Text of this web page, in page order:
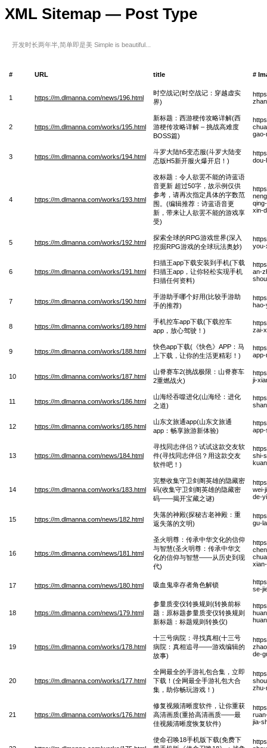
XML Sitemap — Post Type
开发时长两年半,简单即是美 Simple is beautiful...
# URL title #
1 https://m.dlmanna.com/news/196.html
时空战记(时空战记：穿越虚实
界)
2 https://m.dlmanna.com/works/195.html
新标题：西游梗传攻略详解(西
游梗传攻略详解 – 挑战高难度
BOSS篇)
gao-
3 https://m.dlmanna.com/works/194.html
斗罗大陆h5变态服(斗罗大陆变
态版H5新开服火爆开启！)
dou-
4 https://m.dlmanna.com/works/193.html
改标题：令人欲罢不能的诗蓝语
音更新 超过50字，故示例仅供
参考，请再次指定具体的字数范
围。(编辑推荐：诗蓝语音更
新，带来让人欲罢不能的游戏享
受)
xin-
5 https://m.dlmanna.com/works/192.html
探索全球的RPG游戏世界(深入
挖掘RPG游戏的全球玩法奥妙)
you-
6 https://m.dlmanna.com/works/191.html
扫描王app下载安装到手机(下载
扫描王app，让你轻松实现手机
扫描任何资料)
an-
7 https://m.dlmanna.com/works/190.html
手游助手哪个好用(比较手游助
手的推荐)
hao-
8 https://m.dlmanna.com/works/189.html
手机控车app下载(下载控车
app，放心驾驶！)
zai-
9 https://m.dlmanna.com/works/188.html
快色app下载(《快色》APP：马
上下载，让你的生活更精彩！)
app-
10 https://m.dlmanna.com/works/187.html
山脊赛车2(挑战极限：山脊赛车
2重燃战火)
ji-
11 https://m.dlmanna.com/works/186.html
山海经吞噬进化(山海经：进化
之道)
12 https://m.dlmanna.com/works/185.html
山东文旅通app(山东文旅通
app：畅享旅游新体验)
13 https://m.dlmanna.com/news/184.html
寻找同志伴侣？试试这款交友软
件(寻找同志伴侣？用这款交友
软件吧！)
shi-
14 https://m.dlmanna.com/works/183.html
完整收集守卫剑阁英雄的隐藏密
码(收集守卫剑阁英雄的隐藏密
码——揭开宝藏之谜)
wei-
de-
15 https://m.dlmanna.com/news/182.html
失落的神殿(探秘古老神殿：重
返失落的文明)
gu-
16 https://m.dlmanna.com/news/181.html
圣火明尊：传承中华文化的信仰
与智慧(圣火明尊：传承中华文
化的信仰与智慧——从历史到现
代)
17 https://m.dlmanna.com/news/180.html 吸血鬼幸存者角色解锁
se-
18 https://m.dlmanna.com/news/179.html
参量质变仪转换规则(转换前标
题：原标题参量质变仪转换规则
新标题：标题规则转换仪)
19 https://m.dlmanna.com/works/178.html
十三号病院：寻找真相(十三号
病院：真相追寻——游戏编辑的
故事)
de-
20 https://m.dlmanna.com/works/177.html
全网最全的手游礼包合集，立即
下载！(全网最全手游礼包大合
集，助你畅玩游戏！)
zhu-
21 https://m.dlmanna.com/works/176.html
修复视频清晰度软件，让你重获
高清画质(重拾高清画质——最
佳视频清晰度恢复软件)
jia-
使命召唤18手机版下载(免费下